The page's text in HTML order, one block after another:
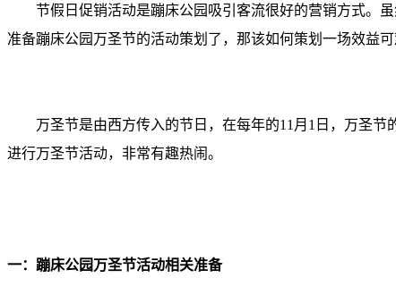
节假日促销活动是蹦床公园吸引客流很好的营销方式。
准备蹦床公园万圣节的活动策划了，那该如何策划一场效益可
万圣节是由西方传入的节日，在每年的11月1日，万圣
进行万圣节活动，非常有趣热闹。
一：蹦床公园万圣节活动相关准备